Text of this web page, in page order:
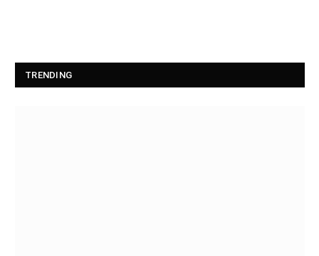
TRENDING